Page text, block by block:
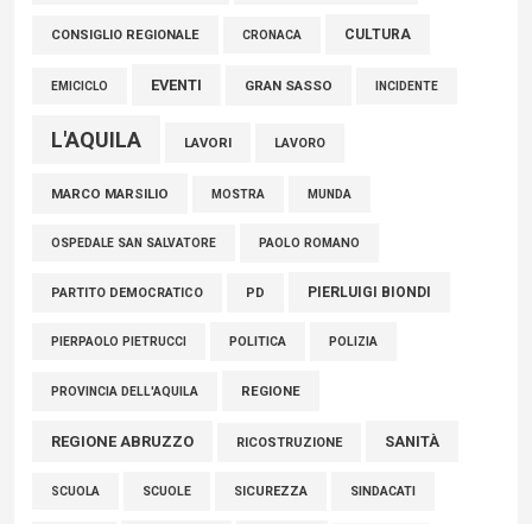
05 Agosto 2026
CONSIGLIO REGIONALE CRONACA CULTURA
EMICICLO EVENTI GRAN SASSO INCIDENTE
L'AQUILA LAVORI LAVORO
MARCO MARSILIO MOSTRA MUNDA
OSPEDALE SAN SALVATORE PAOLO ROMANO
PARTITO DEMOCRATICO PD PIERLUIGI BIONDI
PIERPAOLO PIETRUCCI POLITICA POLIZIA
PROVINCIA DELL'AQUILA REGIONE
REGIONE ABRUZZO RICOSTRUZIONE SANITÀ
SCUOLA SCUOLE SICUREZZA SINDACATI